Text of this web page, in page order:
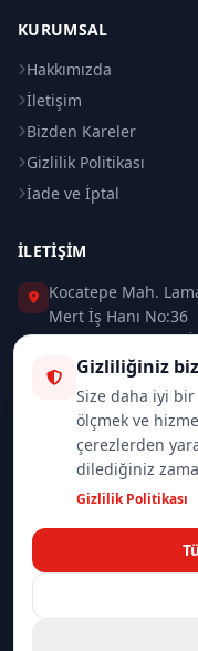
KURUMSAL
Hakkımızda
İletişim
Bizden Kareler
Gizlilik Politikası
İade ve İptal
İLETIŞIM
Kocatepe Mah.
Mert İş Hanı No:36
Taksim / Beyoğlu /
0 (212) 235 37 83
0 (532) 418 08 46
© 2026Mannlich |
Gizliliğiniz
Size daha iyi
ölçmek ve
çerezlerden
dilediğiniz
Gizlilik Politikası